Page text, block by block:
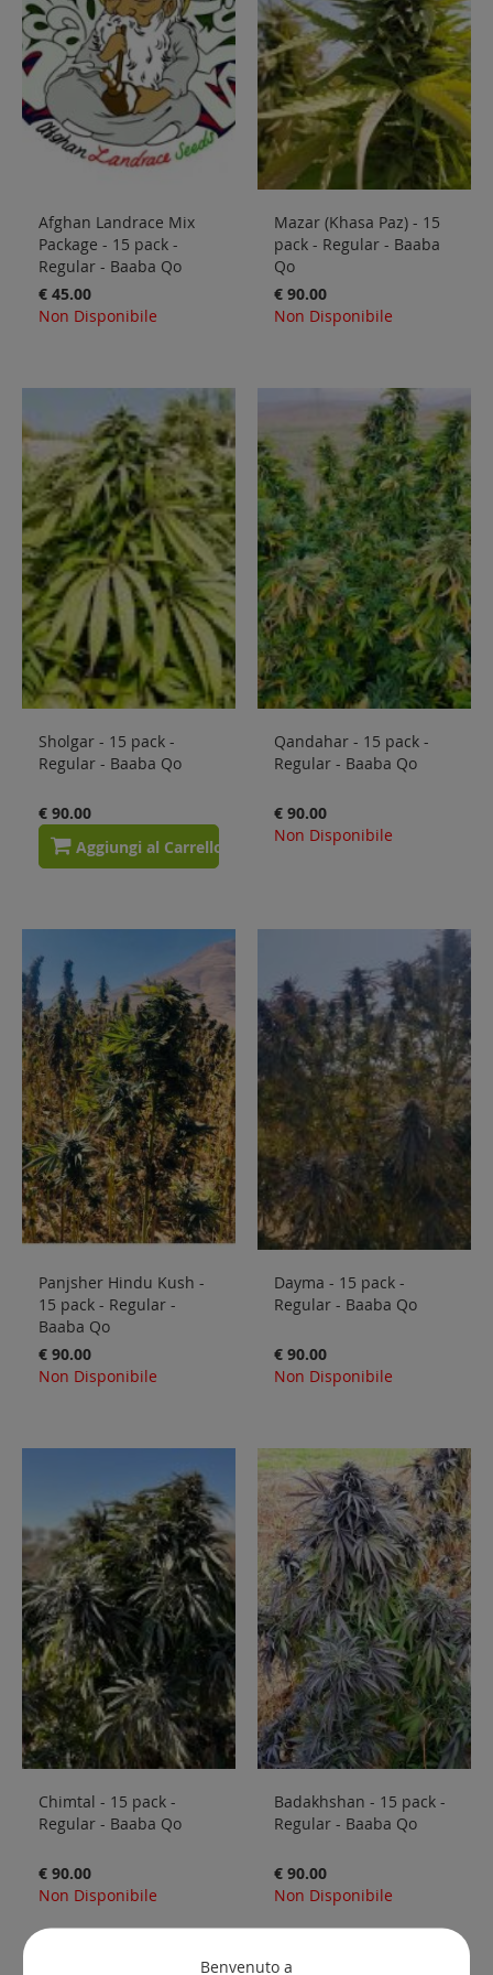
Sale
Blog
Afghan Landrace Mix
Package - 15 pack -
Regular - Baaba Qo
€ 45.00
Non Disponibile
Mazar (Khasa Paz) - 15
pack - Regular - Baaba
Qo
€ 90.00
Non Disponibile
Sholgar - 15 pack -
Regular - Baaba Qo
€ 90.00
Aggiungi al Carrello
Qandahar - 15 pack -
Regular - Baaba Qo
€ 90.00
Non Disponibile
Panjsher Hindu Kush -
15 pack - Regular -
Baaba Qo
€ 90.00
Non Disponibile
Dayma - 15 pack -
Regular - Baaba Qo
€ 90.00
Non Disponibile
Chimtal - 15 pack -
Regular - Baaba Qo
€ 90.00
Non Disponibile
Badakhshan - 15 pack -
Regular - Baaba Qo
€ 90.00
Non Disponibile
Benvenuto a